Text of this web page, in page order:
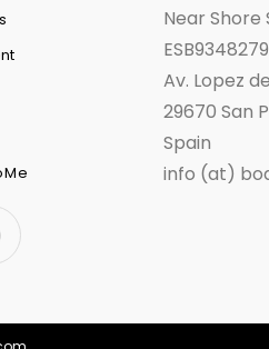
Near Shore
Av. Lopez
29670 San
Spain
info (at)